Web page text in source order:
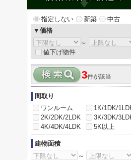
指定しない 新築
中古
▼価格
～
値下げ物件
3件が該当
間取り
ワンルーム
1K/1DK/
2K/2DK/2LDK
3K/3DK/
4K/4DK/4LDK
5K以上
建物面積
～